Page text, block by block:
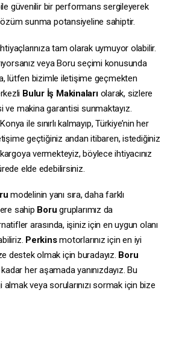
güvenilir bir performans sergileyerek
çözüm sunma potansiyeline sahiptir.
tam olarak uymuyor olabilir.
veya Boru seçimi konusunda
lütfen bizimle iletişime geçmekten
Bulur İş Makinalarıolarak, sizlere
makina garantisi sunmaktayız.
ile sınırlı kalmayıp, Türkiye’nin her
geçtiğiniz andan itibaren, istediğiniz
vermekteyiz, böylece ihtiyacınız
elde edebilirsiniz.
modelinin yanı sıra, daha farklı
sahip Boru gruplarımız da
arasında, işiniz için en uygun olanı
Perkinsmotorlarınız için en iyi
destek olmak için buradayız. Boru
her aşamada yanınızdayız. Bu
veya sorularınızı sormak için bize